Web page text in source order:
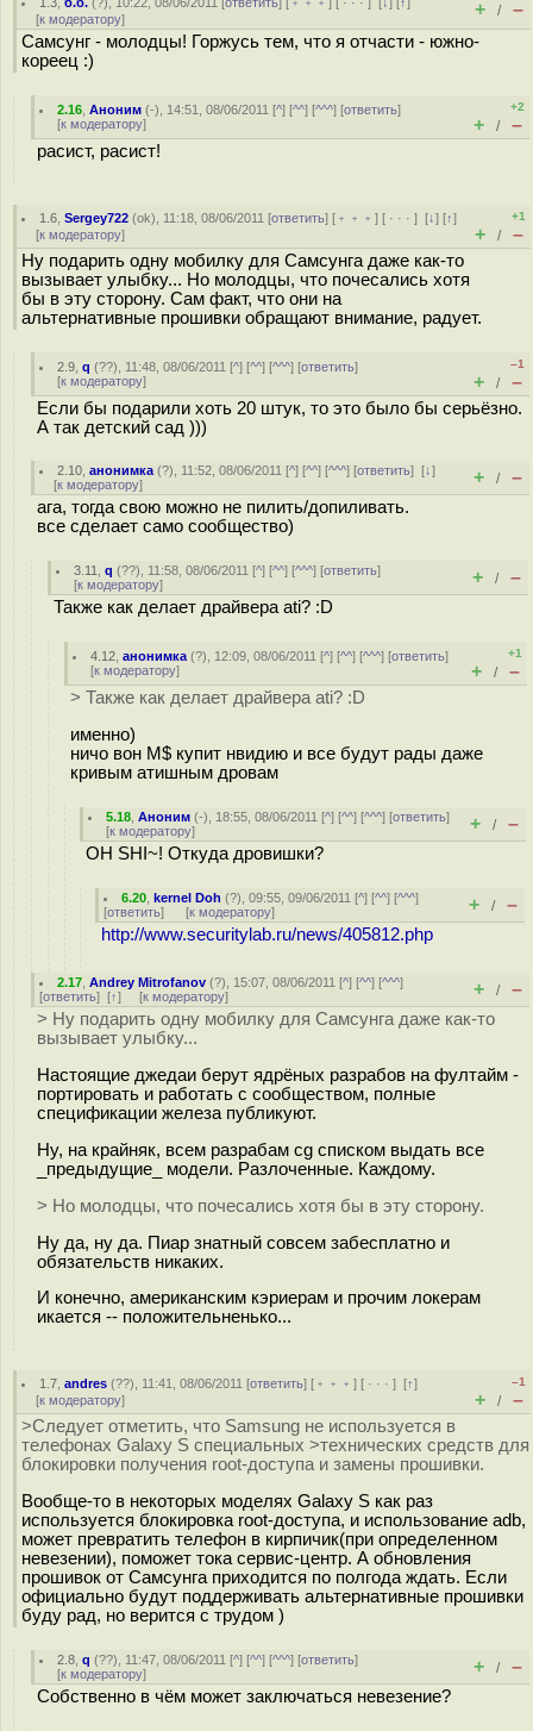
[к модератору] + / –
Самсунг - молодцы! Горжусь тем, что я отчасти - южно-
кореец :)
2.16 ,Аноним (-), 14:51, 08/06/2011 [^] [^^] [^^^] [ответить]
[к модератору]
+2
+ / –
расист, расист!
1.6 ,Sergey722 (ok), 11:18, 08/06/2011 [ответить] [ ﹢﹢﹢] [ · · ·][↓] [↑]
[к модератору]
+1
+ / –
Ну подарить одну мобилку для Самсунга даже как-то
вызывает улыбку... Но молодцы, что почесались хотя
бы в эту сторону. Сам факт, что они на
альтернативные прошивки обращают внимание, радует.
2.9 ,q (??), 11:48, 08/06/2011 [^] [^^] [^^^] [ответить]
[к модератору]
–1
+ / –
Если бы подарили хоть 20 штук, то это было бы серьёзно.
А так детский сад )))
2.10 ,анонимка (?), 11:52, 08/06/2011 [^] [^^] [^^^] [ответить][↓]
[к модератору] + / –
ага, тогда свою можно не пилить/допиливать.
все сделает само сообщество)
3.11 ,q (??), 11:58, 08/06/2011 [^] [^^] [^^^] [ответить]
[к модератору] + / –
Также как делает драйвера ati? :D
4.12 ,анонимка (?), 12:09, 08/06/2011 [^] [^^] [^^^] [ответить]
[к модератору]
+1
+ / –
> Также как делает драйвера ati? :D
именно)
ничо вон М$ купит нвидию и все будут рады даже
кривым атишным дровам
5.18 ,Аноним (-), 18:55, 08/06/2011 [^] [^^] [^^^] [ответить]
[к модератору] + / –
OH SHI~! Откуда дровишки?
6.20 ,kernel Doh (?), 09:55, 09/06/2011 [^] [^^] [^^^]
[ответить] [к модератору] + / –
http://www.securitylab.ru/news/405812.php
2.17 ,Andrey Mitrofanov (?), 15:07, 08/06/2011 [^] [^^] [^^^]
[ответить] [↑] [к модератору] + / –
> Ну подарить одну мобилку для Самсунга даже как-то
вызывает улыбку...
Настоящие джедаи берут ядрёных разрабов на фултайм -
портировать и работать с сообществом, полные
спецификации железа публикуют.
Ну, на крайняк, всем разрабам cg списком выдать все
_предыдущие_ модели. Разлоченные. Каждому.
> Но молодцы, что почесались хотя бы в эту сторону.
Ну да, ну да. Пиар знатный совсем забесплатно и
обязательств никаких.
И конечно, американским кэриерам и прочим локерам
икается -- положительненько...
1.7 ,andres (??), 11:41, 08/06/2011 [ответить] [ ﹢﹢﹢] [ · · ·][↑]
[к модератору]
–1
+ / –
>Следует отметить, что Samsung не используется в
телефонах Galaxy S специальных >технических средств для
блокировки получения root-доступа и замены прошивки.
Вообще-то в некоторых моделях Galaxy S как раз
используется блокировка root-доступа, и использование adb,
может превратить телефон в кирпичик(при определенном
невезении), поможет тока сервис-центр. А обновления
прошивок от Самсунга приходится по полгода ждать. Если
официально будут поддерживать альтернативные прошивки
буду рад, но верится с трудом )
2.8 ,q (??), 11:47, 08/06/2011 [^] [^^] [^^^] [ответить]
[к модератору] + / –
Собственно в чём может заключаться невезение?